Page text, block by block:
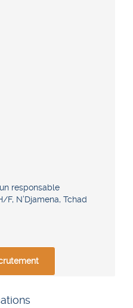
responsable
N’Djamena, Tchad